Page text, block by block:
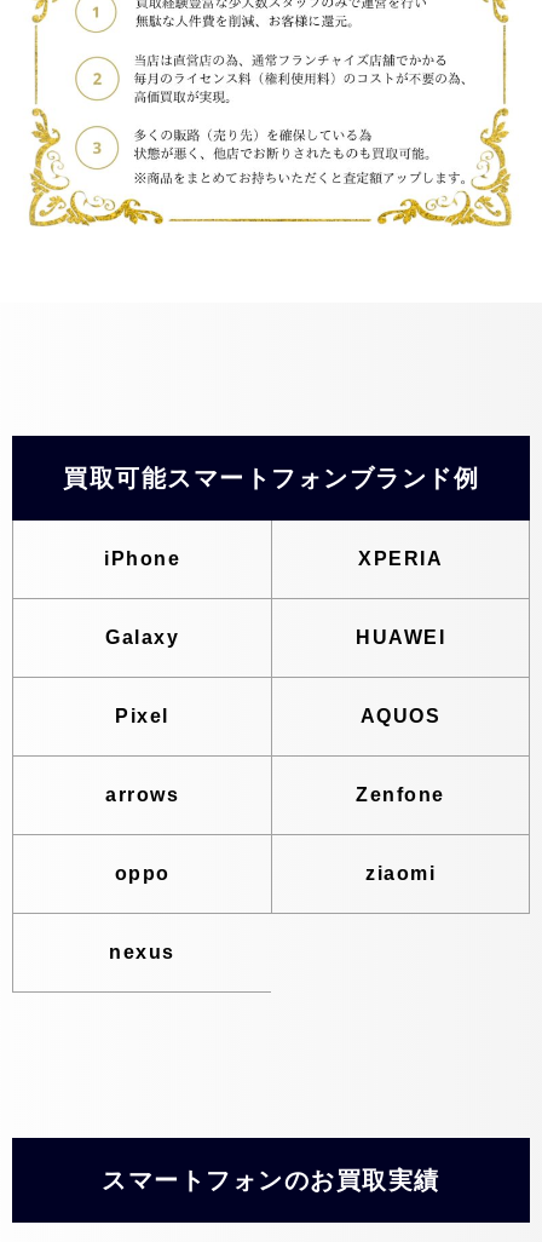
買取可能スマートフォンブランド例
iPhone XPERIA
Galaxy HUAWEI
Pixel AQUOS
arrows Zenfone
oppo ziaomi
nexus
スマートフォンのお買取実績